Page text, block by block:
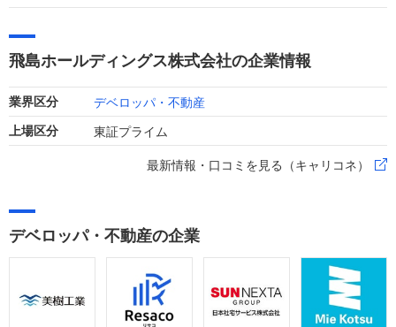
め、不動産開発や建設DXサポートなどのグロース事業を展開
として増収増益を達成しました。
飛島ホールディングス株式会社の企業情報
業界区分 デベロッパ・不動産
上場区分
東証プライム
最新情報・口コミを見る（キャリコネ）
デベロッパ・不動産の企業